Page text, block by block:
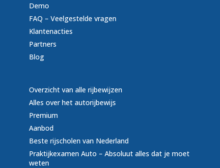
Demo
FAQ – Veelgestelde vragen
Klantenacties
Partners
Blog
Overzicht van alle rijbewijzen
Alles over het autorijbewijs
Premium
Aanbod
Beste rijscholen van Nederland
Praktijkexamen Auto – Absoluut alles dat je moet
weten